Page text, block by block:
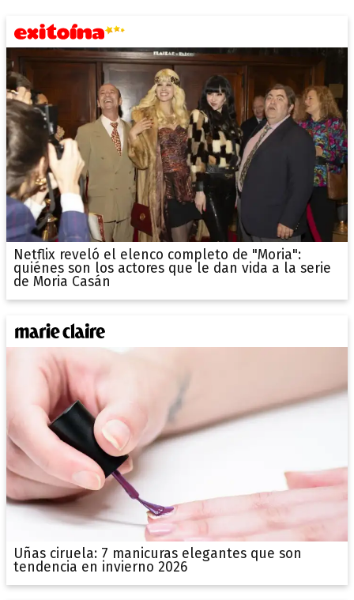
Netflix reveló el elenco completo de "Moria":
quiénes son los actores que le dan vida a la serie
de Moria Casán
Uñas ciruela: 7 manicuras elegantes que son
tendencia en invierno 2026